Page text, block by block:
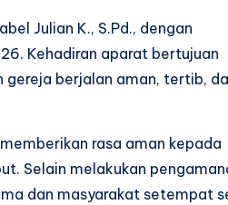
Julian K., S.Pd., dengan
Kehadiran aparat bertujuan
gereja berjalan aman, tertib,
rasa aman kepada
Selain melakukan
dan masyarakat setempat